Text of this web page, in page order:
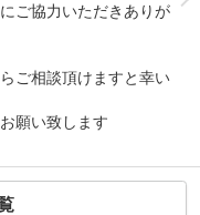
ご協力いただきありが
ご相談頂けますと幸い
願い致します